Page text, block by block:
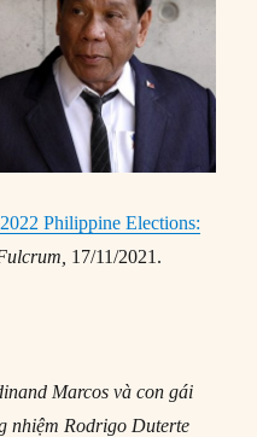
Philippine Elections:
17/11/2021.
Marcos và con gái
nhiệm Rodrigo Duterte